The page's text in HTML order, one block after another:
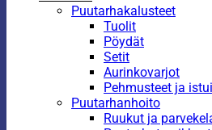
Puutarhakalusteet
Tuolit
Pöydät
Setit
Aurinkovarjot
Pehmusteet ja
Puutarhanhoito
Ruukut ja